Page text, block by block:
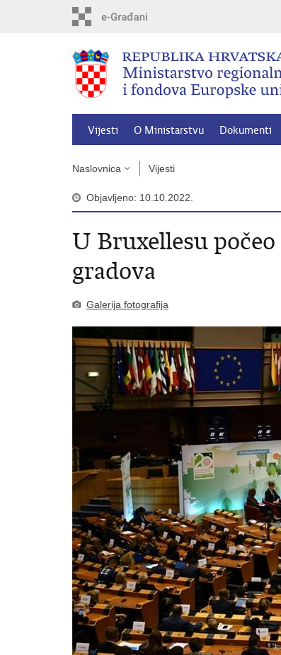
Vijesti O Ministarstvu Dokumenti
Naslovnica Vijesti
Objavljeno: 10.10.2022.
U Bruxellesu
gradova
Galerija fotografija